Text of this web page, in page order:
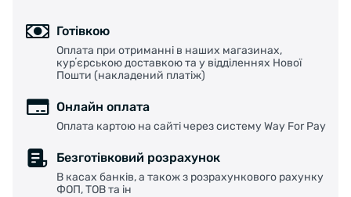
Готівкою
Оплата при отриманні в наших магазинах,
курʼєрською доставкою та у відділеннях Нової
Пошти (накладений платіж)
Онлайн оплата
Оплата картою на сайті через систему Way For Pay
Безготівковий розрахунок
В касах банків, а також з розрахункового рахунку
ФОП, ТОВ та ін